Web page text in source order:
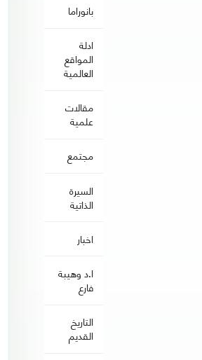
بانوراما
ادلة
المواقع
العالمية
مقالات
علمية
مجتمع
السيرة
الذاتية
اخبار
ا.د وهيبة
فارع
التاريخ
القديم